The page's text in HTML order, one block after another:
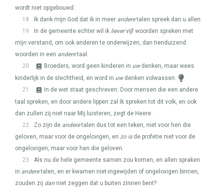
wordt niet opgebouwd.
18
Ik dank mijn God dat ik in meer anderetalen spreek dan u allen.
19
In de gemeente echter wil ik lievervijf woorden spreken met
mijn verstand, om ook anderen te onderwijzen, dan tienduizend
woorden in een anderetaal.
20
Broeders, word geen kinderen in uwdenken, maar wees
kinderlijk in de slechtheid, en word in uwdenken volwassen.
21
In de wet staat geschreven: Door mensen die een andere
taal spreken, en door andere lippen zal Ik spreken tot dit volk, en ook
dan zullen zij niet naar Mij luisteren, zegt de Heere.
22
Zo zijn de anderetalen dus tot een teken, niet voor hen die
geloven, maar voor de ongelovigen, en zo isde profetie niet voor de
ongelovigen, maar voor hen die geloven.
23
Als nu de hele gemeente samen zou komen, en allen spraken
in anderetalen, en er kwamen niet-ingewijden of ongelovigen binnen,
zouden zij dan niet zeggen dat u buiten zinnen bent?